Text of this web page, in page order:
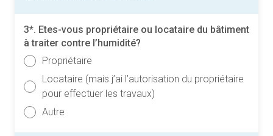
3*. Etes-vous propriétaire ou locataire du bâtiment
à traiter contre l’humidité?
Propriétaire
Locataire (mais j’ai l’autorisation du propriétaire
pour effectuer les travaux)
Autre